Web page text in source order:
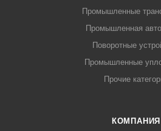
Промышленные
Промышленная
Поворотные
Промышленные
Прочие
КОМПАНИЯ